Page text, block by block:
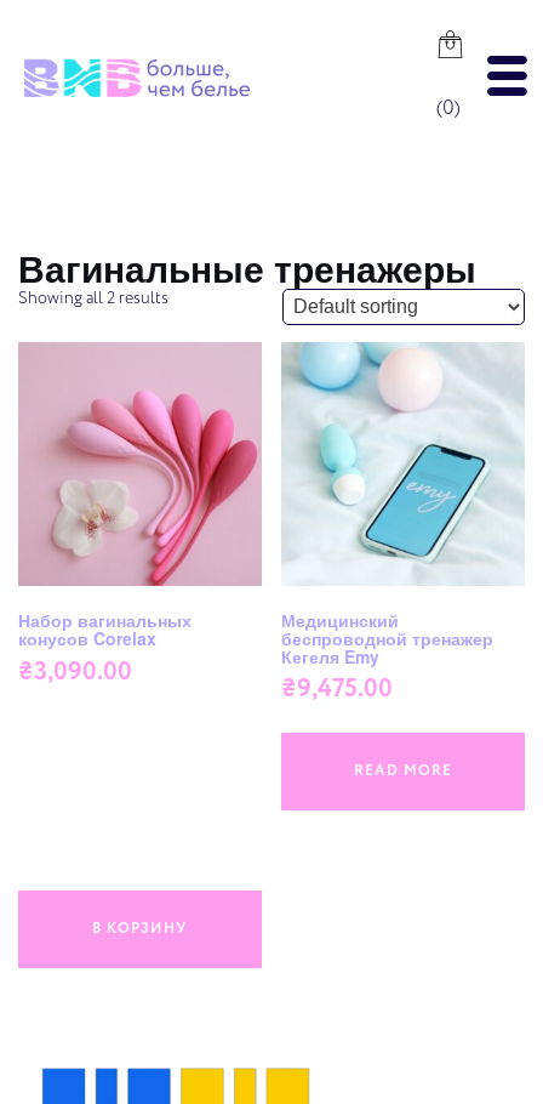
(0)
Вагинальные тренажеры
Showing all 2 results
Набор вагинальных
конусов Corelax
₴3,090.00
В КОРЗИНУ
Медицинский
беспроводной тренажер
Кегеля Emy
₴9,475.00
READ MORE